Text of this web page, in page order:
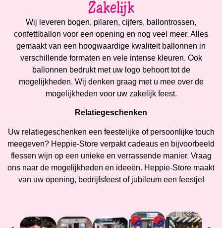
Zakelijk
Wij leveren bogen, pilaren, cijfers, ballontrossen,
confettiballon voor een opening en nog veel meer. Alles
gemaakt van een hoogwaardige kwaliteit ballonnen in
verschillende formaten en vele intense kleuren. Ook
ballonnen bedrukt met uw logo behoort tot de
mogelijkheden. Wij denken graag met u mee over de
mogelijkheden voor uw zakelijk feest.
Relatiegeschenken
Uw relatiegeschenken een feestelijke of persoonlijke touch
meegeven? Heppie-Store verpakt cadeaus en bijvoorbeeld
flessen wijn op een unieke en verrassende manier. Vraag
ons naar de mogelijkheden en ideeën. Heppie-Store maakt
van uw opening, bedrijfsfeest of jubileum een feestje!